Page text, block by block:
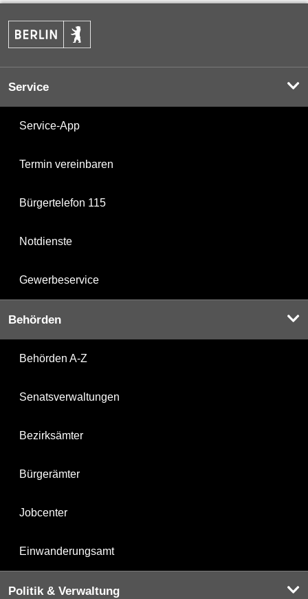
Service
Service-App
Termin vereinbaren
Bürgertelefon 115
Notdienste
Gewerbeservice
Behörden
Behörden A-Z
Senatsverwaltungen
Bezirksämter
Bürgerämter
Jobcenter
Einwanderungsamt
Politik & Verwaltung